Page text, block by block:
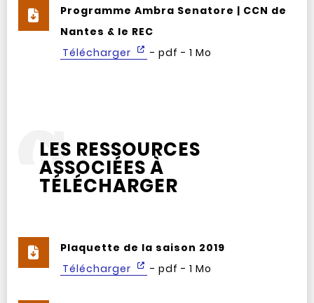
Programme Ambra Senatore | CCN de
Nantes & le REC
Télécharger
- pdf - 1 Mo
LES RESSOURCES
ASSOCIÉES À
TÉLÉCHARGER
Plaquette de la saison 2019
Télécharger
- pdf - 1 Mo